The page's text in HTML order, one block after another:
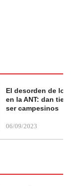
El desorden de
en la ANT: dan
ser campesinos
06/09/2023